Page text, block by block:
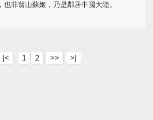
非翁山蘇姬，乃是鄰居中國大陸。
|< 1 2 >> >|